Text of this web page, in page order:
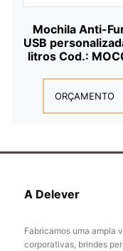
Mochila Anti-
USB
litros Cod.:
ORÇAMENTO
A Delever
Fabricamos uma ampla
corporativas, brindes